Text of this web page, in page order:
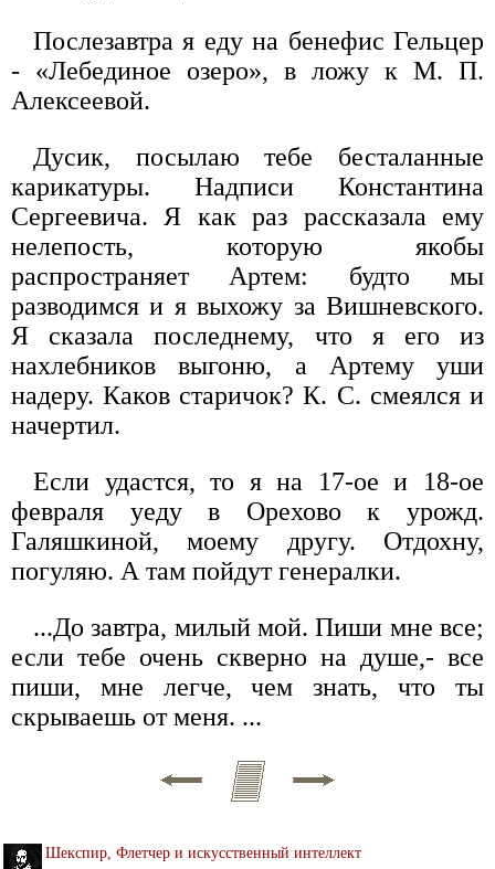
Послезавтра я еду на бенефис Гельцер
- «Лебединое озеро», в ложу к М. П.
Алексеевой.
Дусик, посылаю тебе бесталанные
карикатуры. Надписи Константина
Сергеевича. Я как раз рассказала ему
нелепость, которую якобы
распространяет Артем: будто мы
разводимся и я выхожу за Вишневского.
Я сказала последнему, что я его из
нахлебников выгоню, а Артему уши
надеру. Каков старичок? К. С. смеялся и
начертил.
Если удастся, то я на 17-ое и 18-ое
февраля уеду в Орехово к урожд.
Галяшкиной, моему другу. Отдохну,
погуляю. А там пойдут генералки.
...До завтра, милый мой. Пиши мне все;
если тебе очень скверно на душе,- все
пиши, мне легче, чем знать, что ты
скрываешь от меня. ...
Шекспир, Флетчер и искусственный интеллект